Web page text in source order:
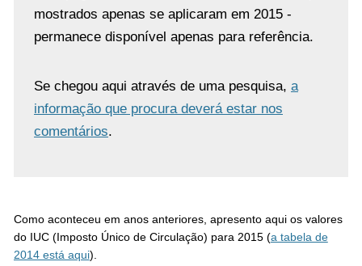
mostrados apenas se aplicaram em 2015 -
permanece disponível apenas para referência.
Se chegou aqui através de uma pesquisa, a
informação que procura deverá estar nos
comentários.
Como aconteceu em anos anteriores, apresento aqui os valores
do IUC (Imposto Único de Circulação) para 2015 (a tabela de
2014 está aqui).